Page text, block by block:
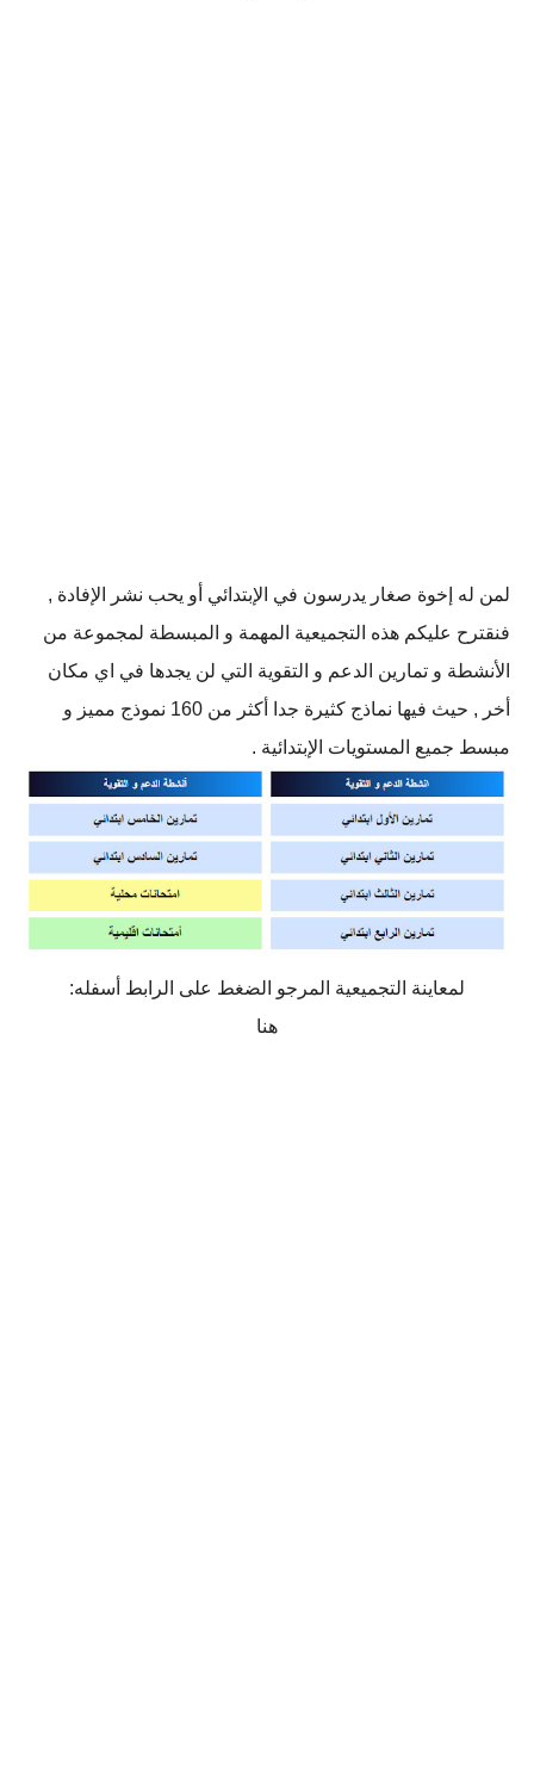
لمن له إخوة صغار يدرسون في الإبتدائي أو يحب نشر الإفادة ,
فنقترح عليكم هذه التجميعية المهمة و المبسطة لمجموعة من
الأنشطة و تمارين الدعم و التقوية التي لن يجدها في اي مكان
أخر , حيث فيها نماذج كثيرة جدا أكثر من 160 نموذج مميز و
مبسط جميع المستويات الإبتدائية .
لمعاينة التجميعية المرجو الضغط على الرابط أسفله:
هنا